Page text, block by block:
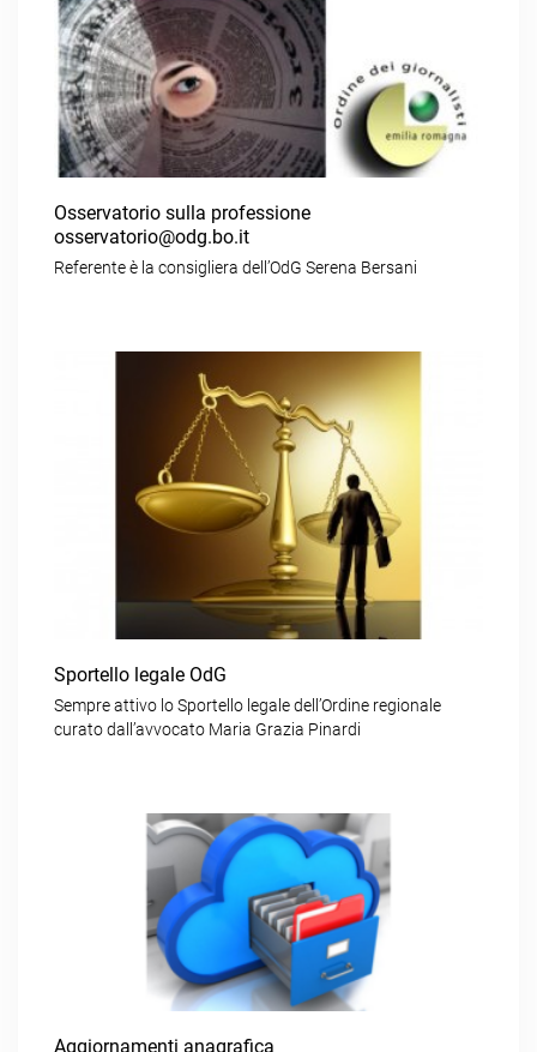
Osservatorio sulla professione
osservatorio@odg.bo.it
Referente è la consigliera dell’OdG Serena Bersani
Sportello legale OdG
Sempre attivo lo Sportello legale dell’Ordine regionale
curato dall’avvocato Maria Grazia Pinardi
Aggiornamenti anagrafica